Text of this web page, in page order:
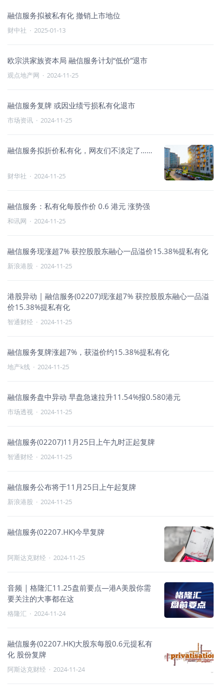
融信服务拟被私有化 撤销上市地位
财中社 · 2025-01-13
欧宗洪家族资本局 融信服务计划“低价”退市
观点地产网 · 2024-11-25
融信服务复牌 或因业绩亏损私有化退市
市场资讯 · 2024-11-25
融信服务拟折价私有化，网友们不淡定了……
财华社 · 2024-11-25
融信服务：私有化每股作价 0.6 港元 涨势强
和讯网 · 2024-11-25
融信服务现涨超7% 获控股股东融心一品溢价15.38%提私有化
新浪港股 · 2024-11-25
港股异动 | 融信服务(02207)现涨超7% 获控股股东融心一品溢
价15.38%提私有化
智通财经 · 2024-11-25
融信服务复牌涨超7%，获溢价约15.38%提私有化
地产k线 · 2024-11-25
融信服务盘中异动 早盘急速拉升11.54%报0.580港元
市场透视 · 2024-11-25
融信服务(02207)11月25日上午九时正起复牌
智通财经 · 2024-11-25
融信服务公布将于11月25日上午起复牌
新浪港股 · 2024-11-25
融信服务(02207.HK)今早复牌
阿斯达克财经 · 2024-11-25
音频 | 格隆汇11.25盘前要点—港A美股你需
要关注的大事都在这
格隆汇 · 2024-11-24
融信服务(02207.HK)大股东每股0.6元提私有
化 股份复牌
阿斯达克财经 · 2024-11-24